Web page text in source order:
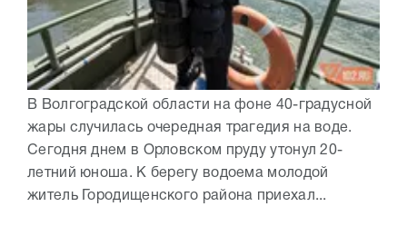
В Волгоградской области на фоне 40-градусной
жары случилась очередная трагедия на воде.
Сегодня днем в Орловском пруду утонул 20-
летний юноша. К берегу водоема молодой
житель Городищенского района приехал...